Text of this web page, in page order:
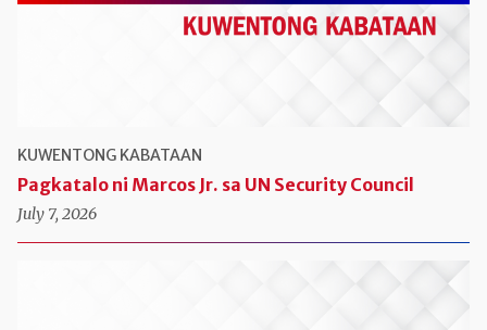
KUWENTONG KABATAAN
Pagkatalo ni Marcos Jr. sa UN Security Council
July 7, 2026